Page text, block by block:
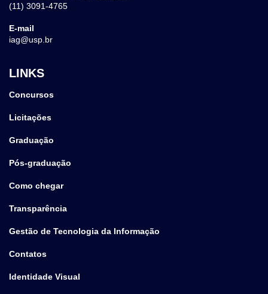
(11) 3091-4765
E-mail
iag@usp.br
LINKS
Concursos
Licitações
Graduação
Pós-graduação
Como chegar
Transparência
Gestão de Tecnologia da Informação
Contatos
Identidade Visual